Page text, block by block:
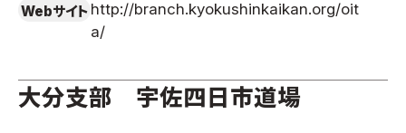
Webサイト http://branch.kyokushinkaikan.org/oit
a/
大分支部 宇佐四日市道場